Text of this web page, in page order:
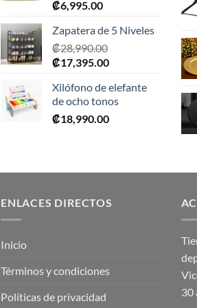
₡6,995.00
Zapatera de 5 Niveles
₡28,990.00
El
original
era:
₡28,990.00.
₡17,395.00El
actual
es:
₡17,395.00.
Xilófono de elefante
de ocho tonos
₡18,990.00
ENLACES DIRECTOS
Inicio
Términos y condiciones
Políticas de privacidad
30